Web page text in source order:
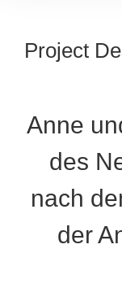
Project
Anne
des
nach
der